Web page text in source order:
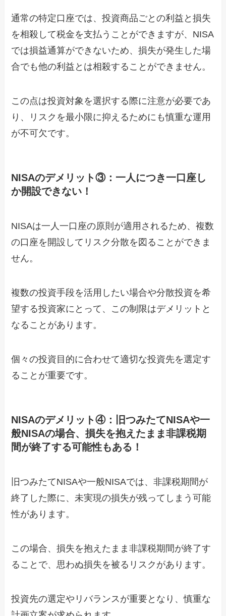
通常の特定口座では、投資商品ごとの利益と損失
を相殺して税金を支払うことができますが、NISA
では損益通算ができないため、損失が発生した場
合でも他の利益とは相殺することができません。
この点は投資対象を選択する際に注意が必要であ
り、リスクを最小限に抑えるためにも慎重な運用
が不可欠です。
NISAのデメリット③：一人につき一口座し
か開設できない！
NISAは一人一口座の原則が適用されるため、複数
の口座を開設してリスク分散を図ることができま
せん。
複数の投資手段を活用したい場合や分散投資を希
望する投資家にとって、この制限はデメリットと
なることがあります。
個々の投資目的に合わせて適切な投資先を選定す
ることが重要です。
NISAのデメリット④：旧つみたてNISAや一
般NISAの場合、損失を抱えたまま非課税期
間が終了する可能性もある！
旧つみたてNISAや一般NISAでは、非課税期間が
終了した際に、未実現の損失が残ってしまう可能
性があります。
この場合、損失を抱えたまま非課税期間が終了す
ることで、思わぬ損失を被るリスクがあります。
投資先の選定やリバランスが重要となり、慎重な